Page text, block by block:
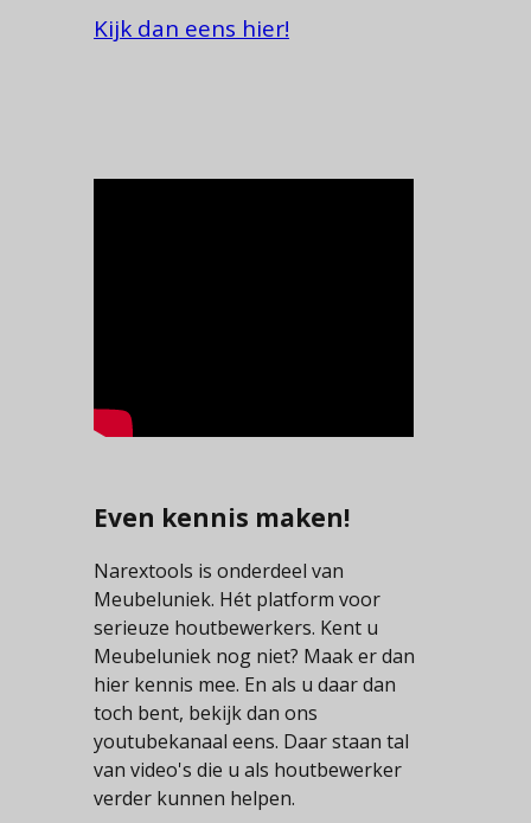
Kijk dan eens hier!
Even kennis maken!
Narextools is onderdeel van
Meubeluniek. Hét platform voor
serieuze houtbewerkers. Kent u
Meubeluniek nog niet? Maak er dan
hier kennis mee. En als u daar dan
toch bent, bekijk dan ons
youtubekanaal eens. Daar staan tal
van video's die u als houtbewerker
verder kunnen helpen.